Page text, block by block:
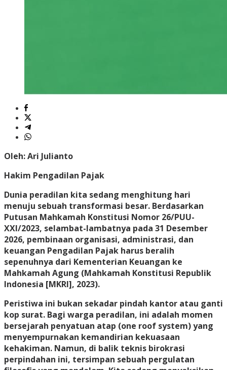
Oleh: Ari Julianto
Hakim Pengadilan Pajak
Dunia peradilan kita sedang menghitung hari
menuju sebuah transformasi besar. Berdasarkan
Putusan Mahkamah Konstitusi Nomor 26/PUU-
XXI/2023, selambat-lambatnya pada 31 Desember
2026, pembinaan organisasi, administrasi, dan
keuangan Pengadilan Pajak harus beralih
sepenuhnya dari Kementerian Keuangan ke
Mahkamah Agung (Mahkamah Konstitusi Republik
Indonesia [MKRI], 2023).
Peristiwa ini bukan sekadar pindah kantor atau ganti
kop surat. Bagi warga peradilan, ini adalah momen
bersejarah penyatuan atap (one roof system) yang
menyempurnakan kemandirian kekuasaan
kehakiman. Namun, di balik teknis birokrasi
perpindahan ini, tersimpan sebuah pergulatan